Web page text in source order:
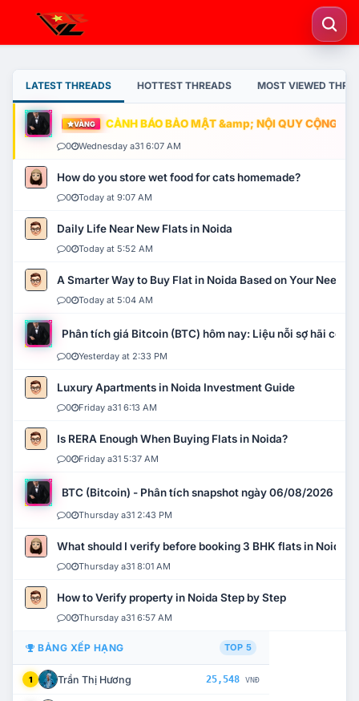
LATEST THREADS HOTTEST THREADS MOST VIEWED
VÀNG CẢNH BÁO BẢO MẬT &amp; NỘI QUY CỘNG
0 Wednesday a31 6:07 AM
How do you store wet food for cats homemade?
0 Today at 9:07 AM
Daily Life Near New Flats in Noida
0 Today at 5:52 AM
A Smarter Way to Buy Flat in Noida Based on Your Needs
0 Today at 5:04 AM
Phân tích giá Bitcoin (BTC) hôm nay: Liệu nỗi sợ hãi có
0 Yesterday at 2:33 PM
Luxury Apartments in Noida Investment Guide
0 Friday a31 6:13 AM
Is RERA Enough When Buying Flats in Noida?
0 Friday a31 5:37 AM
BTC (Bitcoin) - Phân tích snapshot ngày 06/08/2026
0 Thursday a31 2:43 PM
What should I verify before booking 3 BHK flats in Noida?
0 Thursday a31 8:01 AM
How to Verify property in Noida Step by Step
0 Thursday a31 6:57 AM
BẢNG XẾP HẠNG TOP 5
1 Trần Thị Hương 25,548 VNĐ